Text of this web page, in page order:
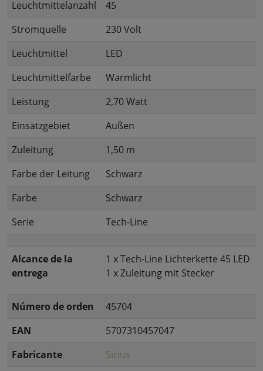
Leuchtmittelanzahl
45
Stromquelle
230 Volt
Leuchtmittel
LED
Leuchtmittelfarbe
Warmlicht
Leistung
2,70 Watt
Einsatzgebiet
Außen
Zuleitung
1,50 m
Farbe der Leitung
Schwarz
Farbe
Schwarz
Serie
Tech-Line
Alcance de la
entrega
1 x Tech-Line Lichterkette 45 LED
1 x Zuleitung mit Stecker
Número de orden
45704
EAN
5707310457047
Fabricante
Sirius